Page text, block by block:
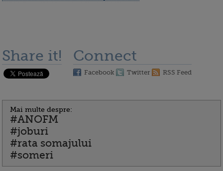
Share it! Connect
Facebook Twitter RSS Feed
Mai multe despre:
#ANOFM
#joburi
#rata somajului
#someri